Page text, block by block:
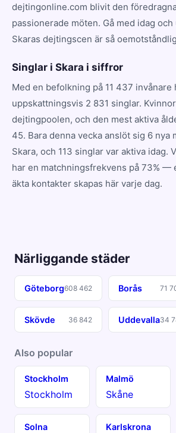
dejtingonline.com blivit den
passionerade möten. Gå med idag
Skaras dejtingscen är så
Singlar i Skara i siffror
Med en befolkning på 11 437 invånare
uppskattningsvis 2 831 singlar.
dejtingpoolen, och den mest aktiva
45. Bara denna vecka anslöt sig 6 nya
Skara, och 113 singlar var aktiva idag.
har en matchningsfrekvens på 73% —
äkta kontakter skapas här varje dag.
Närliggande städer
Göteborg608 462 Borås 71
Skövde 36 842 Uddevalla34
Also popular
Stockholm
Stockholm
Malmö
Skåne
Solna Karlskrona